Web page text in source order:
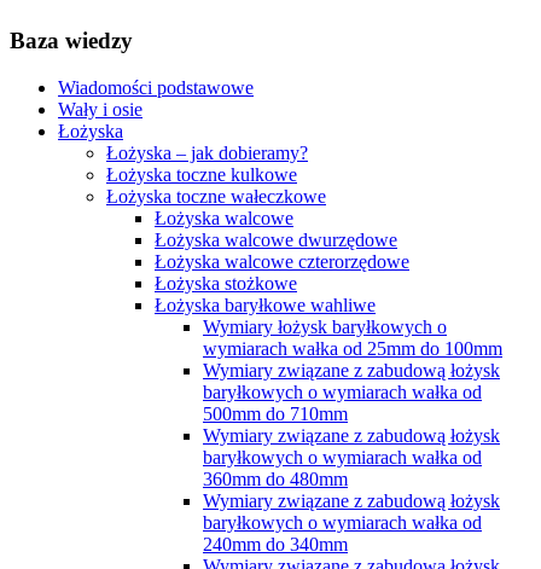
Baza wiedzy
Wiadomości podstawowe
Wały i osie
Łożyska
Łożyska – jak dobieramy?
Łożyska toczne kulkowe
Łożyska toczne wałeczkowe
Łożyska walcowe
Łożyska walcowe dwurzędowe
Łożyska walcowe czterorzędowe
Łożyska stożkowe
Łożyska baryłkowe wahliwe
Wymiary łożysk baryłkowych o
wymiarach wałka od 25mm do 100mm
Wymiary związane z zabudową łożysk
baryłkowych o wymiarach wałka od
500mm do 710mm
Wymiary związane z zabudową łożysk
baryłkowych o wymiarach wałka od
360mm do 480mm
Wymiary związane z zabudową łożysk
baryłkowych o wymiarach wałka od
240mm do 340mm